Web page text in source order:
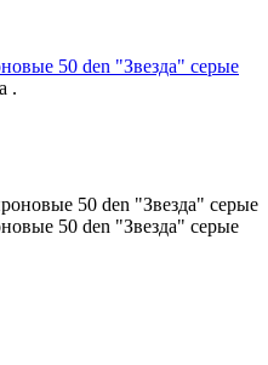
50 den "Звезда" серые
.
50 den "Звезда" серые